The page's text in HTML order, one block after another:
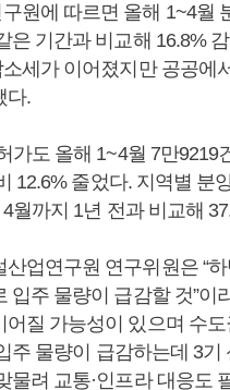
원에 따르면 올해 1~4월
은 기간과 비교해 16.8%
세가 이어졌지만 공공에
다.
가도 올해 1~4월 7만9219
12.6% 줄었다. 지역별 분
월까지 1년 전과 비교해
산업연구원 연구위원은 “
입주 물량이 급감할 것”이
어질 가능성이 있으며 수
주 물량이 급감하는데 3기
물려 교통·인프라 대응도